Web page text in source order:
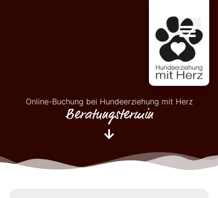
Online-Buchung bei Hundeerziehung mit Herz
Beratungstermin